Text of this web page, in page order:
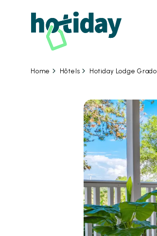
Home Hôtels Hotiday Lodge Grado